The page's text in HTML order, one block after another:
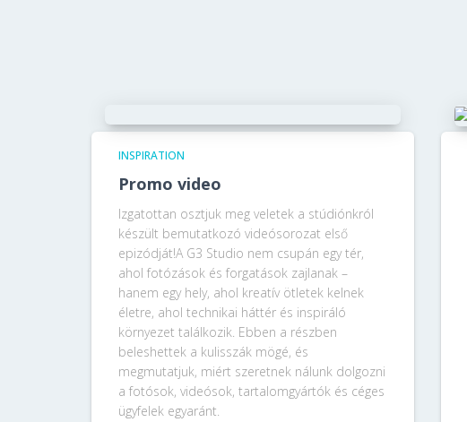
INSPIRATION
Promo video
Izgatottan osztjuk meg veletek a stúdiónkról
készült bemutatkozó videósorozat első
epizódját!A G3 Studio nem csupán egy tér,
ahol fotózások és forgatások zajlanak –
hanem egy hely, ahol kreatív ötletek kelnek
életre, ahol technikai háttér és inspiráló
környezet találkozik. Ebben a részben
beleshettek a kulisszák mögé, és
megmutatjuk, miért szeretnek nálunk dolgozni
a fotósok, videósok, tartalomgyártók és céges
ügyfelek egyaránt.